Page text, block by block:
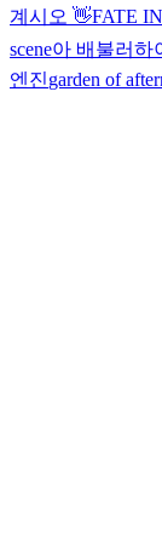
계시오 👋FATE
scene아 배불러하
엔진garden of